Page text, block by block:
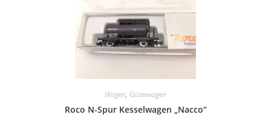
Wagen, Güterwagen
Roco N-Spur Kesselwagen „Nacco“